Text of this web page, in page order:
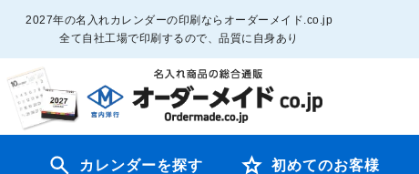
2027年の名入れカレンダーの印刷ならオーダーメイド.co.jp
全て自社工場で印刷するので、品質に自身あり
カレンダーを探す 初めてのお客様